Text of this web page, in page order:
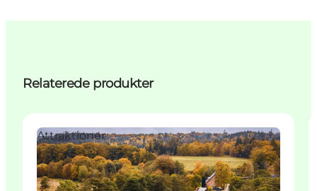
Relaterede produkter
Attraktioner